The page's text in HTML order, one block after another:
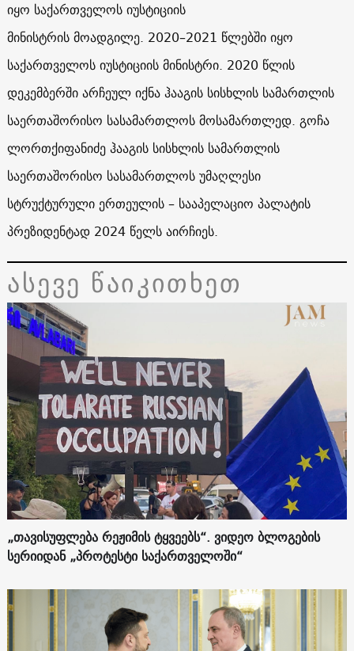
იყო საქართველოს იუსტიციის
მინისტრის მოადგილე. 2020–2021 წლებში იყო
საქართველოს იუსტიციის მინისტრი. 2020 წლის
დეკემბერში არჩეულ იქნა ჰააგის სისხლის სამართლის
საერთაშორისო სასამართლოს მოსამართლედ. გოჩა
ლორთქიფანიძე ჰააგის სისხლის სამართლის
საერთაშორისო სასამართლოს უმაღლესი
სტრუქტურული ერთეულის – სააპელაციო პალატის
პრეზიდენტად 2024 წელს აირჩიეს.
ასევე წაიკითხეთ
„თავისუფლება რეჟიმის ტყვეებს“. ვიდეო ბლოგების
სერიიდან „პროტესტი საქართველოში“